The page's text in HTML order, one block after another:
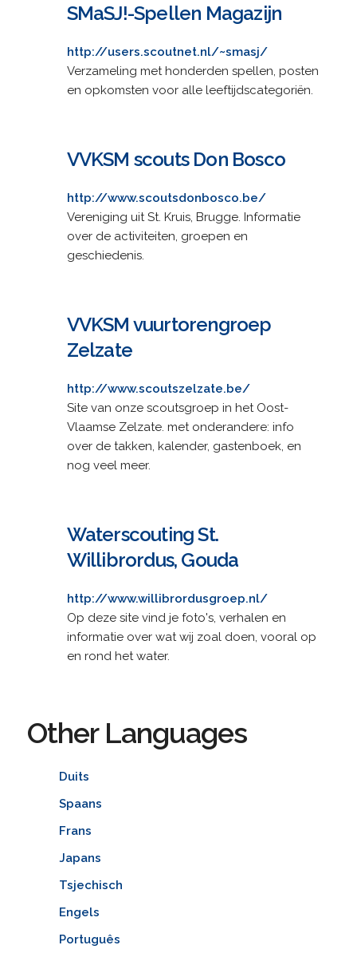
SMaSJ!-Spellen Magazijn
http://users.scoutnet.nl/~smasj/
Verzameling met honderden spellen, posten
en opkomsten voor alle leeftijdscategoriën.
VVKSM scouts Don Bosco
http://www.scoutsdonbosco.be/
Vereniging uit St. Kruis, Brugge. Informatie
over de activiteiten, groepen en
geschiedenis.
VVKSM vuurtorengroep
Zelzate
http://www.scoutszelzate.be/
Site van onze scoutsgroep in het Oost-
Vlaamse Zelzate. met onderandere: info
over de takken, kalender, gastenboek, en
nog veel meer.
Waterscouting St.
Willibrordus, Gouda
http://www.willibrordusgroep.nl/
Op deze site vind je foto's, verhalen en
informatie over wat wij zoal doen, vooral op
en rond het water.
Other Languages
Duits
Spaans
Frans
Japans
Tsjechisch
Engels
Português